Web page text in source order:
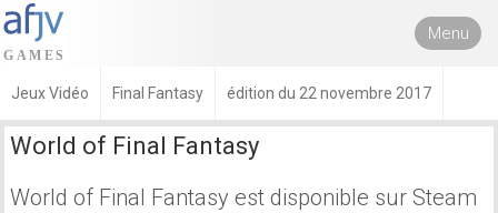
Menu
Jeux Vidéo Final Fantasy édition du 22 novembre 2017
World of Final Fantasy
World of Final Fantasy est disponible sur Steam